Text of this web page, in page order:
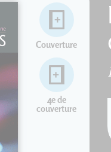
Couverture
4e de
couverture